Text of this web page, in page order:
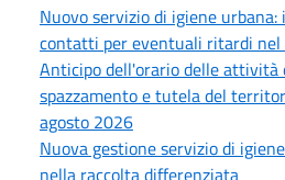
Nuovo servizio di igiene
contatti per eventuali ritardi
Anticipo dell'orario delle attività
spazzamento e tutela del
agosto 2026
Nuova gestione servizio di
nella raccolta differenziata